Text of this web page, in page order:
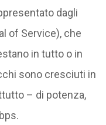
dagli
of Service), che
in tutto o in
sono cresciuti in
– di potenza,